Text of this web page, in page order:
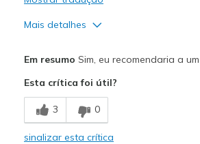
Mais detalhes
Melhores utilizações
Casual Wear
Em resumo Sim, eu recomendaria a
Esta crítica foi útil?
3 0
sinalizar esta crítica